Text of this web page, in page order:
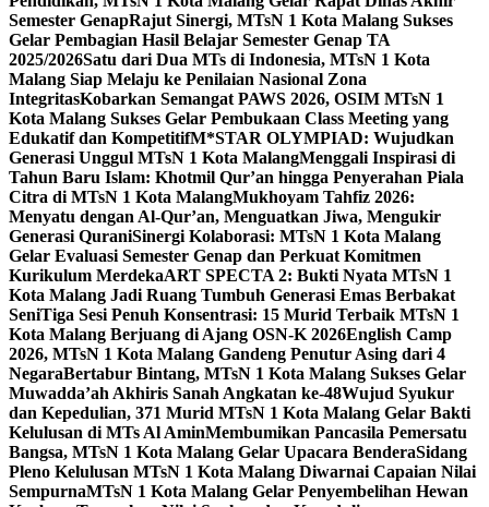
Semester GenapRajut Sinergi, MTsN 1 Kota Malang Sukses
Gelar Pembagian Hasil Belajar Semester Genap TA
2025/2026Satu dari Dua MTs di Indonesia, MTsN 1 Kota
Malang Siap Melaju ke Penilaian Nasional Zona
IntegritasKobarkan Semangat PAWS 2026, OSIM MTsN 1
Kota Malang Sukses Gelar Pembukaan Class Meeting yang
Edukatif dan KompetitifM*STAR OLYMPIAD: Wujudkan
Generasi Unggul MTsN 1 Kota MalangMenggali Inspirasi di
Tahun Baru Islam: Khotmil Qur’an hingga Penyerahan Piala
Citra di MTsN 1 Kota MalangMukhoyam Tahfiz 2026:
Menyatu dengan Al-Qur’an, Menguatkan Jiwa, Mengukir
Generasi QuraniSinergi Kolaborasi: MTsN 1 Kota Malang
Gelar Evaluasi Semester Genap dan Perkuat Komitmen
Kurikulum MerdekaART SPECTA 2: Bukti Nyata MTsN 1
Kota Malang Jadi Ruang Tumbuh Generasi Emas Berbakat
SeniTiga Sesi Penuh Konsentrasi: 15 Murid Terbaik MTsN 1
Kota Malang Berjuang di Ajang OSN-K 2026English Camp
2026, MTsN 1 Kota Malang Gandeng Penutur Asing dari 4
NegaraBertabur Bintang, MTsN 1 Kota Malang Sukses Gelar
Muwadda’ah Akhiris Sanah Angkatan ke-48Wujud Syukur
dan Kepedulian, 371 Murid MTsN 1 Kota Malang Gelar Bakti
Kelulusan di MTs Al AminMembumikan Pancasila Pemersatu
Bangsa, MTsN 1 Kota Malang Gelar Upacara BenderaSidang
Pleno Kelulusan MTsN 1 Kota Malang Diwarnai Capaian Nilai
SempurnaMTsN 1 Kota Malang Gelar Penyembelihan Hewan